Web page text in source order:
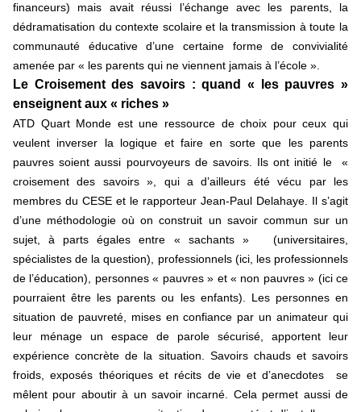
financeurs) mais avait réussi l’échange avec les parents, la
dédramatisation du contexte scolaire et la transmission à toute la
communauté éducative d’une certaine forme de convivialité
amenée par « les parents qui ne viennent jamais à l’école ».
Le Croisement des savoirs : quand « les pauvres »
enseignent aux « riches »
ATD Quart Monde est une ressource de choix pour ceux qui
veulent inverser la logique et faire en sorte que les parents
pauvres soient aussi pourvoyeurs de savoirs. Ils ont initié le «
croisement des savoirs », qui a d’ailleurs été vécu par les
membres du CESE et le rapporteur Jean-Paul Delahaye. Il s’agit
d’une méthodologie où on construit un savoir commun sur un
sujet, à parts égales entre « sachants » (universitaires,
spécialistes de la question), professionnels (ici, les professionnels
de l’éducation), personnes « pauvres » et « non pauvres » (ici ce
pourraient être les parents ou les enfants). Les personnes en
situation de pauvreté, mises en confiance par un animateur qui
leur ménage un espace de parole sécurisé, apportent leur
expérience concrète de la situation. Savoirs chauds et savoirs
froids, exposés théoriques et récits de vie et d’anecdotes se
mêlent pour aboutir à un savoir incarné. Cela permet aussi de